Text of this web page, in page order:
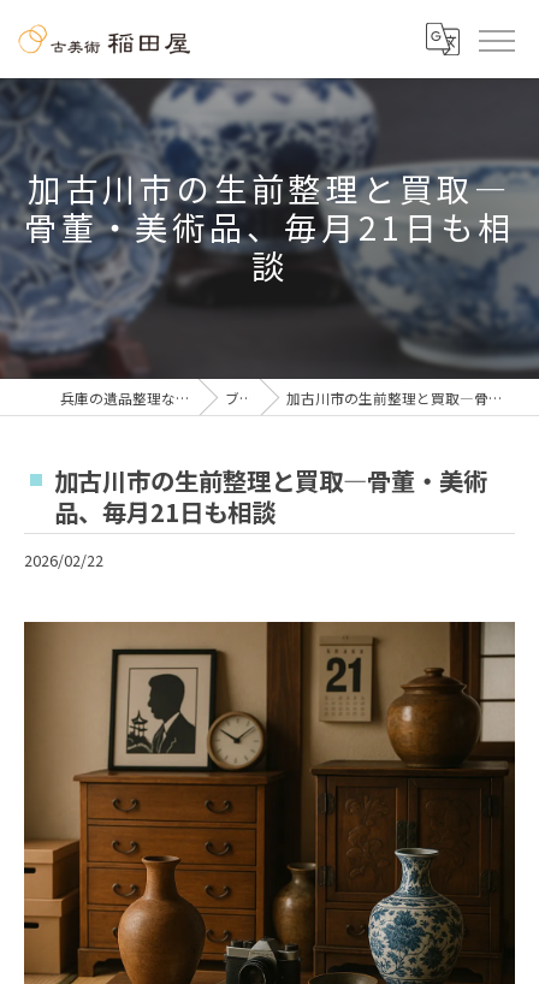
加古川市の生前整理と買取—
骨董・美術品、毎月21日も相
談
兵庫の遺品整理なら古美術 稲田屋 ブログ 加古川市の生前整理と買取—骨董・美術品、毎月21日も相談
加古川市の生前整理と買取—骨董・美術
品、毎月21日も相談
2026/02/22